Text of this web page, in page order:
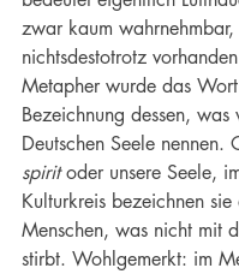
zwar kaum wahrnehmbar,
nichtsdestotrotz
Metapher wurde das
Bezeichnung dessen, was
Deutschen Seele nennen.
spirit oder unsere Seele,
Kulturkreis bezeichnen sie
Menschen, was nicht mit
stirbt. Wohlgemerkt: im